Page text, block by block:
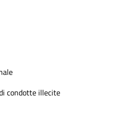
condotte illecite